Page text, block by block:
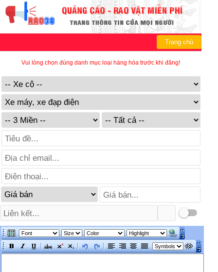
Trang chủ
Vui lòng chọn đúng danh mục loại hàng hóa trước khi đăng!